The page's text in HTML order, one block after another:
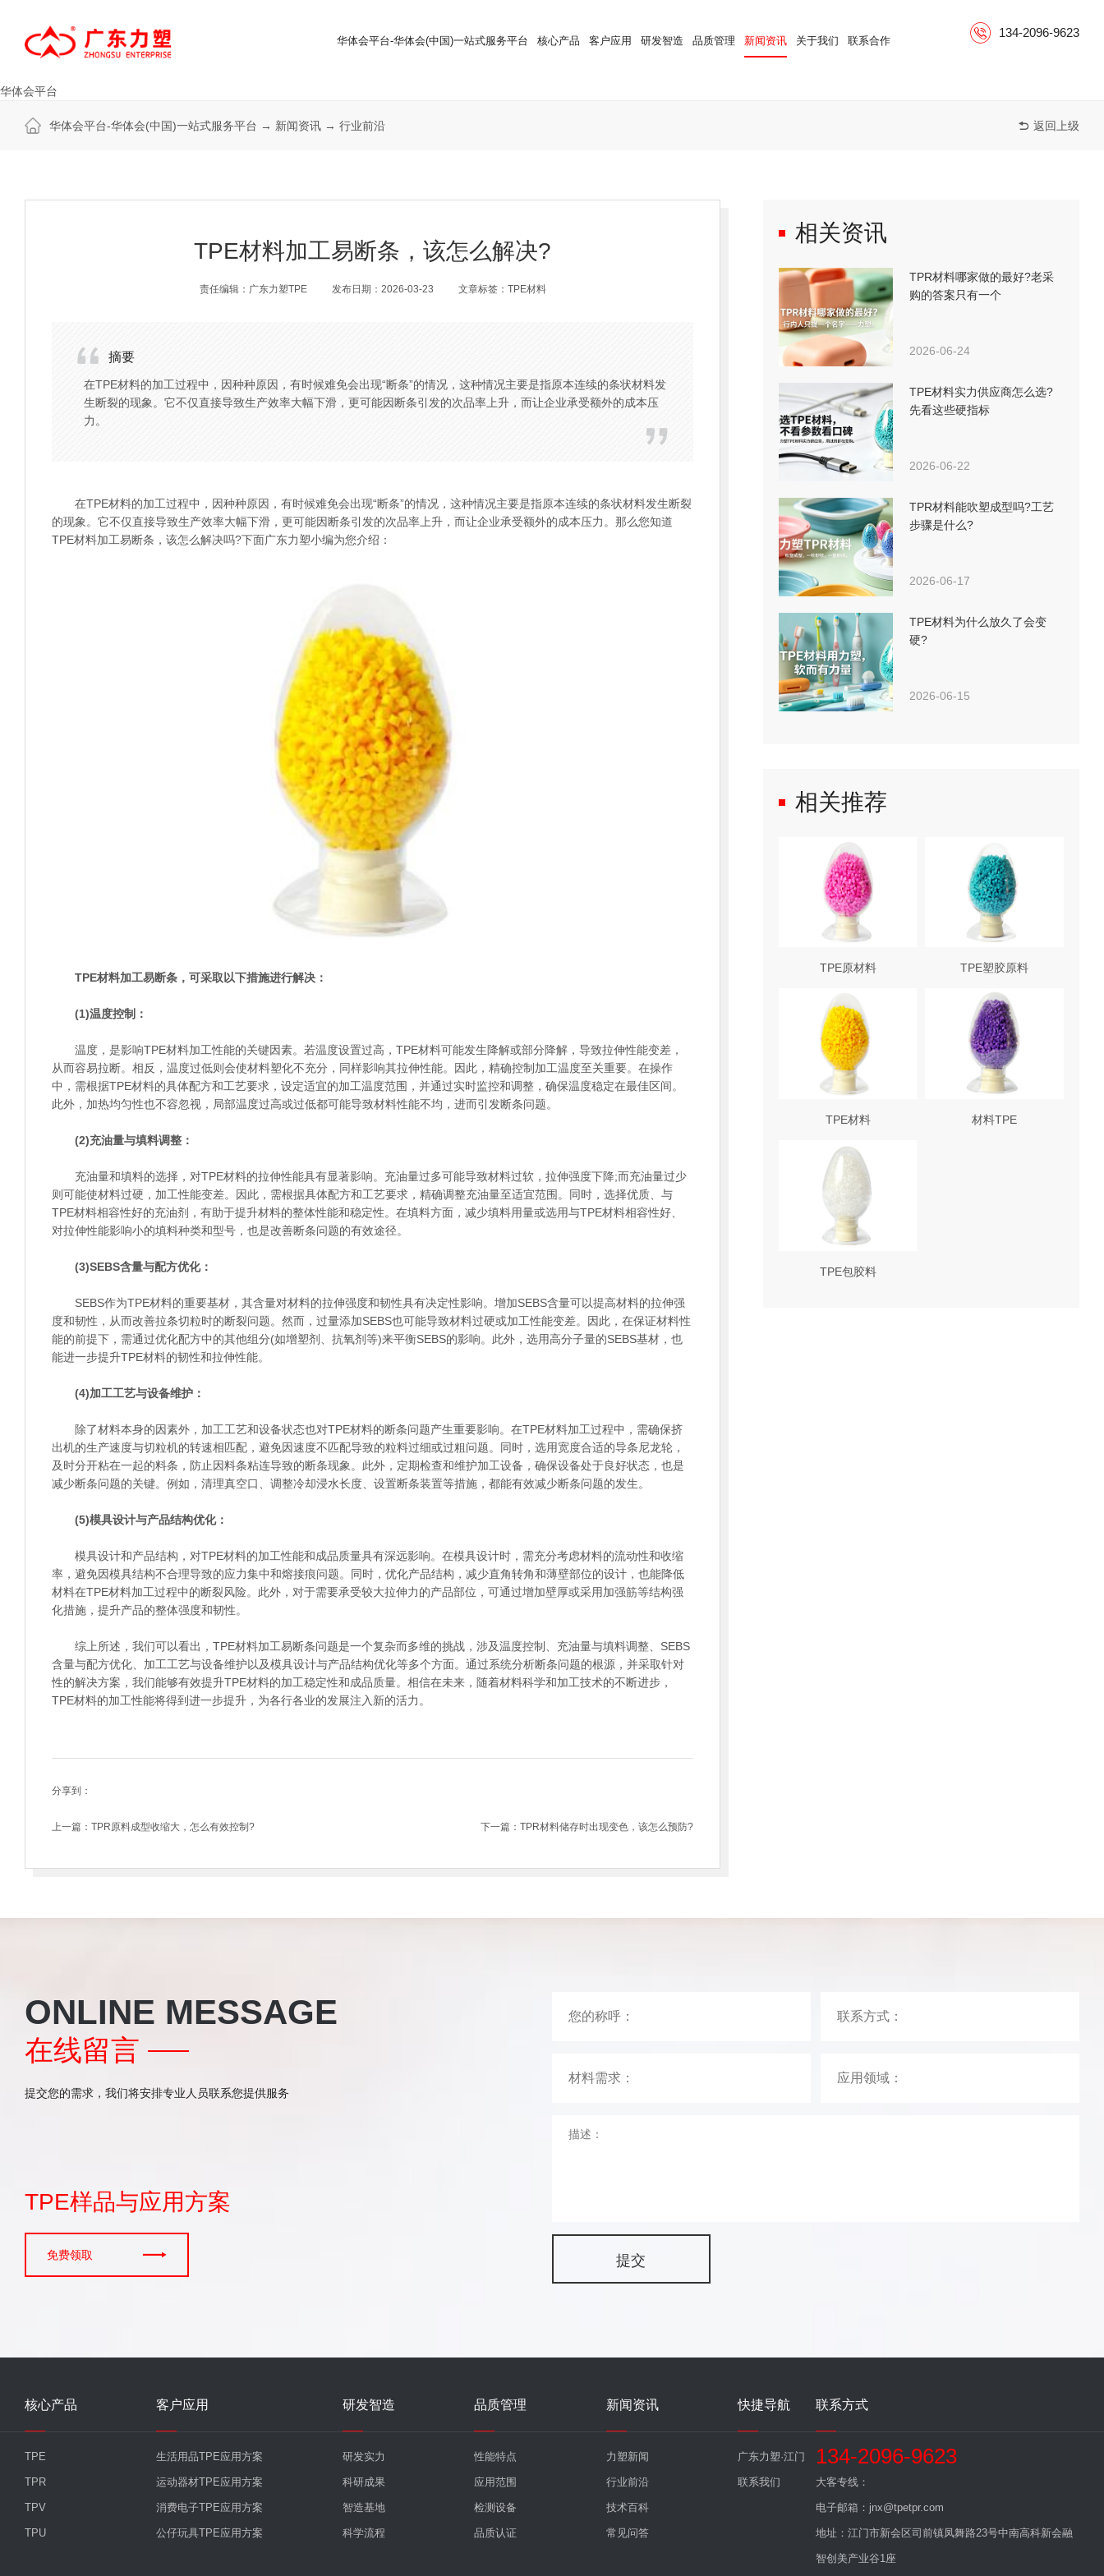
华体会平台
华体会平台-华体会(中国)一站式服务平台 核心产品 客户应用 研发智造 品质管理 新闻资讯 关于我们 联系合作
134-2096-9623
 返回上级
华体会平台-华体会(中国)一站式服务平台 → 新闻资讯 → 行业前沿
TPE材料加工易断条，该怎么解决?
责任编辑：广东力塑TPE 发布日期：2026-03-23 文章标签：TPE材料
摘要
在TPE材料的加工过程中，因种种原因，有时候难免会出现“断条”的情况，这种情况主要是指原本连续的条状材料发
生断裂的现象。它不仅直接导致生产效率大幅下滑，更可能因断条引发的次品率上升，而让企业承受额外的成本压
力。
在TPE材料的加工过程中，因种种原因，有时候难免会出现“断条”的情况，这种情况主要是指原本连续的条状材料发生断裂
的现象。它不仅直接导致生产效率大幅下滑，更可能因断条引发的次品率上升，而让企业承受额外的成本压力。那么您知道
TPE材料加工易断条，该怎么解决吗?下面广东力塑小编为您介绍：
TPE材料加工易断条，可采取以下措施进行解决：
(1)温度控制：
温度，是影响TPE材料加工性能的关键因素。若温度设置过高，TPE材料可能发生降解或部分降解，导致拉伸性能变差，
从而容易拉断。相反，温度过低则会使材料塑化不充分，同样影响其拉伸性能。因此，精确控制加工温度至关重要。在操作
中，需根据TPE材料的具体配方和工艺要求，设定适宜的加工温度范围，并通过实时监控和调整，确保温度稳定在最佳区间。
此外，加热均匀性也不容忽视，局部温度过高或过低都可能导致材料性能不均，进而引发断条问题。
(2)充油量与填料调整：
充油量和填料的选择，对TPE材料的拉伸性能具有显著影响。充油量过多可能导致材料过软，拉伸强度下降;而充油量过少
则可能使材料过硬，加工性能变差。因此，需根据具体配方和工艺要求，精确调整充油量至适宜范围。同时，选择优质、与
TPE材料相容性好的充油剂，有助于提升材料的整体性能和稳定性。在填料方面，减少填料用量或选用与TPE材料相容性好、
对拉伸性能影响小的填料种类和型号，也是改善断条问题的有效途径。
(3)SEBS含量与配方优化：
SEBS作为TPE材料的重要基材，其含量对材料的拉伸强度和韧性具有决定性影响。增加SEBS含量可以提高材料的拉伸强
度和韧性，从而改善拉条切粒时的断裂问题。然而，过量添加SEBS也可能导致材料过硬或加工性能变差。因此，在保证材料性
能的前提下，需通过优化配方中的其他组分(如增塑剂、抗氧剂等)来平衡SEBS的影响。此外，选用高分子量的SEBS基材，也
能进一步提升TPE材料的韧性和拉伸性能。
(4)加工工艺与设备维护：
除了材料本身的因素外，加工工艺和设备状态也对TPE材料的断条问题产生重要影响。在TPE材料加工过程中，需确保挤
出机的生产速度与切粒机的转速相匹配，避免因速度不匹配导致的粒料过细或过粗问题。同时，选用宽度合适的导条尼龙轮，
及时分开粘在一起的料条，防止因料条粘连导致的断条现象。此外，定期检查和维护加工设备，确保设备处于良好状态，也是
减少断条问题的关键。例如，清理真空口、调整冷却浸水长度、设置断条装置等措施，都能有效减少断条问题的发生。
(5)模具设计与产品结构优化：
模具设计和产品结构，对TPE材料的加工性能和成品质量具有深远影响。在模具设计时，需充分考虑材料的流动性和收缩
率，避免因模具结构不合理导致的应力集中和熔接痕问题。同时，优化产品结构，减少直角转角和薄壁部位的设计，也能降低
材料在TPE材料加工过程中的断裂风险。此外，对于需要承受较大拉伸力的产品部位，可通过增加壁厚或采用加强筋等结构强
化措施，提升产品的整体强度和韧性。
综上所述，我们可以看出，TPE材料加工易断条问题是一个复杂而多维的挑战，涉及温度控制、充油量与填料调整、SEBS
含量与配方优化、加工工艺与设备维护以及模具设计与产品结构优化等多个方面。通过系统分析断条问题的根源，并采取针对
性的解决方案，我们能够有效提升TPE材料的加工稳定性和成品质量。相信在未来，随着材料科学和加工技术的不断进步，
TPE材料的加工性能将得到进一步提升，为各行各业的发展注入新的活力。
分享到：
上一篇：TPR原料成型收缩大，怎么有效控制? 下一篇：TPR材料储存时出现变色，该怎么预防?
相关资讯
TPR材料哪家做的最好?老采
购的答案只有一个
2026-06-24
TPE材料实力供应商怎么选?
先看这些硬指标
2026-06-22
TPR材料能吹塑成型吗?工艺
步骤是什么?
2026-06-17
TPE材料为什么放久了会变
硬?
2026-06-15
相关推荐
TPE原材料 TPE塑胶原料
TPE材料 材料TPE
TPE包胶料
ONLINE MESSAGE
在线留言
提交您的需求，我们将安排专业人员联系您提供服务
TPE样品与应用方案
免费领取 
核心产品
TPE
TPR
TPV
TPU
客户应用
生活用品TPE应用方案
运动器材TPE应用方案
消费电子TPE应用方案
公仔玩具TPE应用方案
研发智造
研发实力
科研成果
智造基地
科学流程
品质管理
性能特点
应用范围
检测设备
品质认证
新闻资讯
力塑新闻
行业前沿
技术百科
常见问答
快捷导航
广东力塑·江门
联系我们
联系方式
134-2096-9623
大客专线：
电子邮箱：jnx@tpetpr.com
地址：江门市新会区司前镇凤舞路23号中南高科新会融
智创美产业谷1座